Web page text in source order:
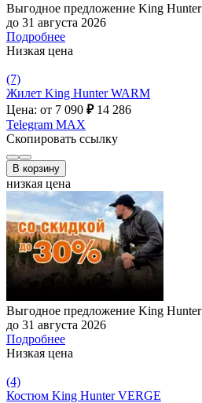
Выгодное предложение King Hunter
до 31 августа 2026
Подробнее
Низкая цена
(7)
Жилет King Hunter WARM
Цена: от 7 090 ₽ 14 286
Telegram MAX
Скопировать ссылку
В корзину
низкая цена
Выгодное предложение King Hunter
до 31 августа 2026
Подробнее
Низкая цена
(4)
Костюм King Hunter VERGE